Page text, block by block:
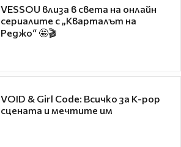
VESSOU влиза в света на онлайн
сериалите с „Кварталът на
Реджо“ 🤩🎬
VOID & Girl Code: Всичко за K-pop
сцената и мечтите им